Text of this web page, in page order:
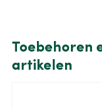
Toebehoren
artikelen